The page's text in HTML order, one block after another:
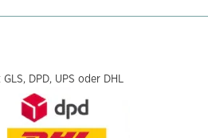
DPD, UPS oder DHL